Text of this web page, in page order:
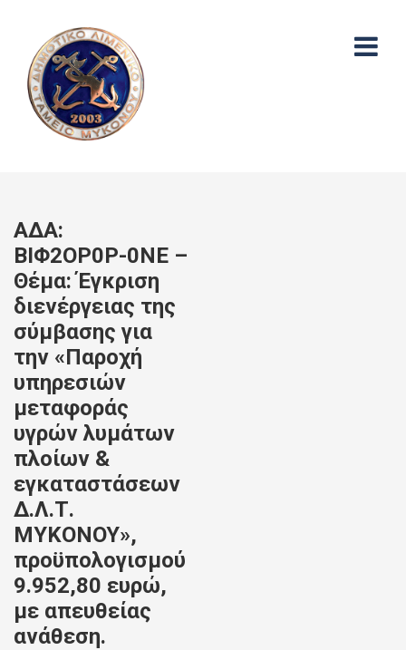
ΑΔΑ:
ΒΙΦ2ΟΡ0Ρ-0ΝΕ –
Θέμα: Έγκριση
διενέργειας της
σύμβασης για
την «Παροχή
υπηρεσιών
μεταφοράς
υγρών λυμάτων
πλοίων &
εγκαταστάσεων
Δ.Λ.Τ.
ΜΥΚΟΝΟΥ»,
προϋπολογισμού
9.952,80 ευρώ,
με απευθείας
ανάθεση.